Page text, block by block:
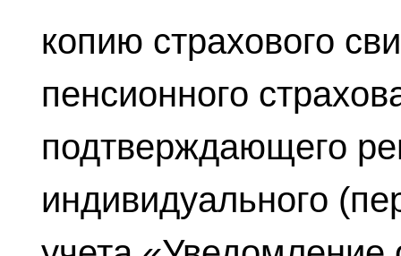
копию страхового
пенсионного
подтверждающего
индивидуального